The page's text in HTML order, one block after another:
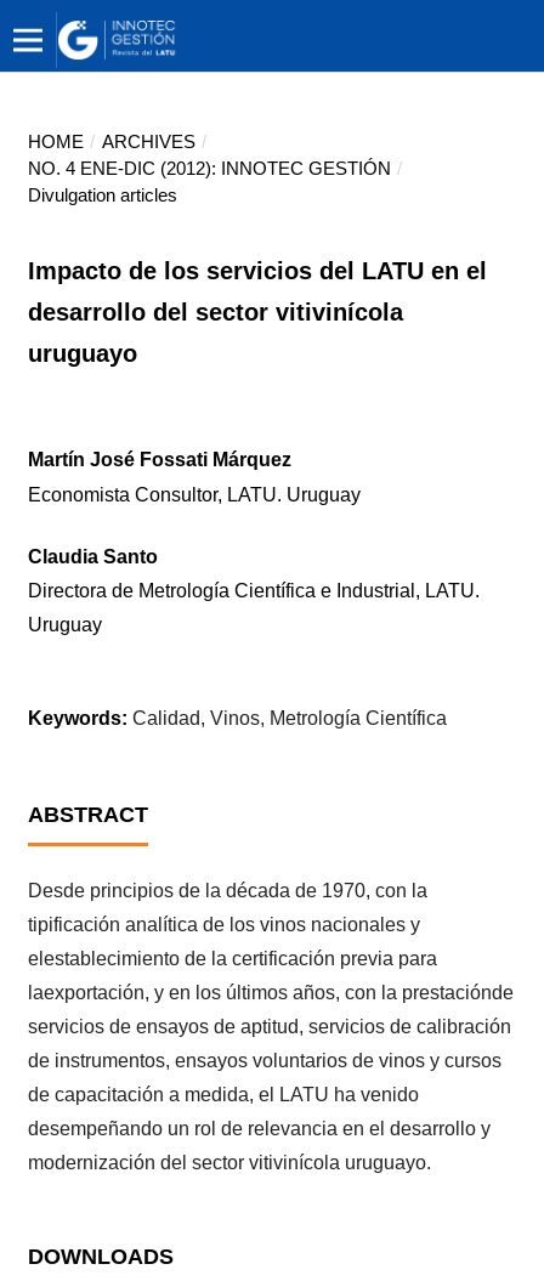
HOME / ARCHIVES /
NO. 4 ENE-DIC (2012): INNOTEC GESTIÓN /
Divulgation articles
Impacto de los servicios del LATU en el
desarrollo del sector vitivinícola
uruguayo
Martín José Fossati Márquez
Economista Consultor, LATU. Uruguay
Claudia Santo
Directora de Metrología Científica e Industrial, LATU.
Uruguay
Keywords: Calidad, Vinos, Metrología Científica
ABSTRACT
Desde principios de la década de 1970, con la
tipificación analítica de los vinos nacionales y
elestablecimiento de la certificación previa para
laexportación, y en los últimos años, con la prestaciónde
servicios de ensayos de aptitud, servicios de calibración
de instrumentos, ensayos voluntarios de vinos y cursos
de capacitación a medida, el LATU ha venido
desempeñando un rol de relevancia en el desarrollo y
modernización del sector vitivinícola uruguayo.
DOWNLOADS